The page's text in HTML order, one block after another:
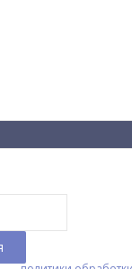
- тот проиграл!